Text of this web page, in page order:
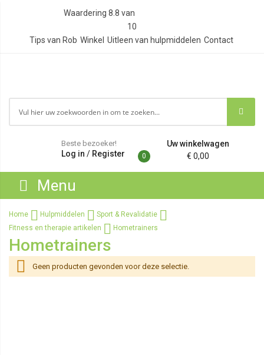
Waardering 8.8 van
10
Tips van Rob Winkel Uitleen van hulpmiddelen Contact
Beste bezoeker!
Log in / Register
Uw winkelwagen
0 € 0,00
Menu
Home Hulpmiddelen
Sport & Revalidatie
Fitness en therapie artikelen
Hometrainers
Hometrainers
Geen producten gevonden voor deze selectie.